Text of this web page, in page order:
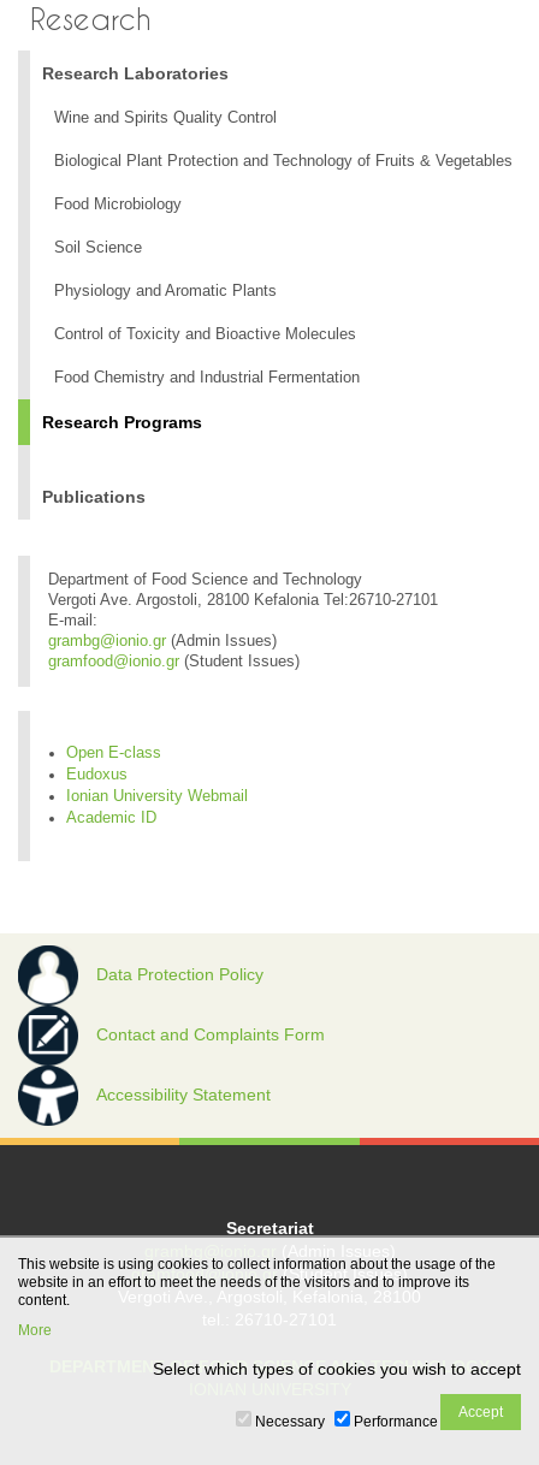
Research
Research Laboratories
Wine and Spirits Quality Control
Biological Plant Protection and Technology of Fruits & Vegetables
Food Microbiology
Soil Science
Physiology and Aromatic Plants
Control of Toxicity and Bioactive Molecules
Food Chemistry and Industrial Fermentation
Research Programs
Publications
Department of Food Science and Technology
Vergoti Ave. Argostoli, 28100 Kefalonia Tel:26710-27101
E-mail:
grambg@ionio.gr (Admin Issues)
gramfood@ionio.gr (Student Issues)
Open E-class
Eudoxus
Ionian University Webmail
Academic ID
Data Protection Policy
Contact and Complaints Form
Accessibility Statement
Secretariat
gramfood@ionio.gr(Student Issues)
DEPARTMENT OF FOOD SCIENCE AND TECHNOLOGY
This website is using cookies to collect information about the usage of the
website in an effort to meet the needs of the visitors and to improve its
content.
More
Select which types of cookies you wish to accept
Necessary Performance